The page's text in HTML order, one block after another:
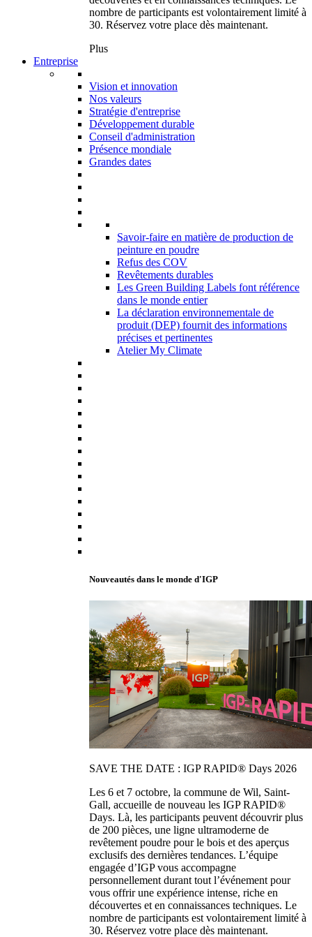
nombre de participants est volontairement limité à
30. Réservez votre place dès maintenant.
Plus
Entreprise
Vision et innovation
Nos valeurs
Stratégie d'entreprise
Développement durable
Conseil d'administration
Présence mondiale
Grandes dates
Savoir-faire en matière de production de
peinture en poudre
Refus des COV
Revêtements durables
Les Green Building Labels font référence
dans le monde entier
La déclaration environnementale de
produit (DEP) fournit des informations
précises et pertinentes
Atelier My Climate
Nouveautés dans le monde d'IGP
SAVE THE DATE : IGP RAPID® Days 2026
Les 6 et 7 octobre, la commune de Wil, Saint-
Gall, accueille de nouveau les IGP RAPID®
Days. Là, les participants peuvent découvrir plus
de 200 pièces, une ligne ultramoderne de
revêtement poudre pour le bois et des aperçus
exclusifs des dernières tendances. L’équipe
engagée d’IGP vous accompagne
personnellement durant tout l’événement pour
vous offrir une expérience intense, riche en
découvertes et en connaissances techniques. Le
nombre de participants est volontairement limité à
30. Réservez votre place dès maintenant.